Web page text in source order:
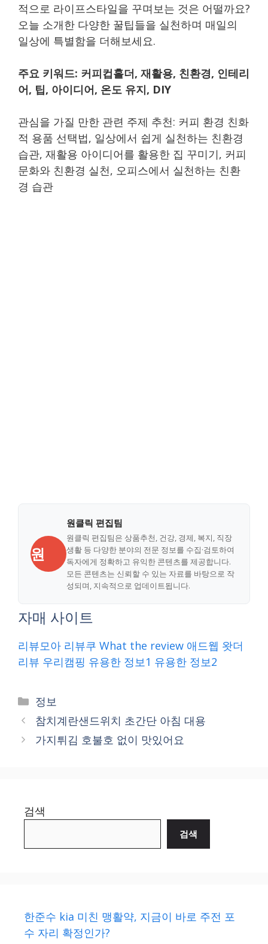
적으로 라이프스타일을 꾸며보는 것은 어떨까요?
오늘 소개한 다양한 꿀팁들을 실천하며 매일의
일상에 특별함을 더해보세요.
주요 키워드: 커피컵홀더, 재활용, 친환경, 인테리
어, 팁, 아이디어, 온도 유지, DIY
관심을 가질 만한 관련 주제 추천: 커피 환경 친화
적 용품 선택법, 일상에서 쉽게 실천하는 친환경
습관, 재활용 아이디어를 활용한 집 꾸미기, 커피
문화와 친환경 실천, 오피스에서 실천하는 친환
경 습관
원
원클릭 편집팀
원클릭 편집팀은 상품추천, 건강, 경제, 복지, 직장
생활 등 다양한 분야의 전문 정보를 수집·검토하여
독자에게 정확하고 유익한 콘텐츠를 제공합니다.
모든 콘텐츠는 신뢰할 수 있는 자료를 바탕으로 작
성되며, 지속적으로 업데이트됩니다.
자매 사이트
리뷰모아 리뷰쿠 What the review 애드웹 왓더
리뷰 우리캠핑 유용한 정보1 유용한 정보2
Categories
정보
참치계란샌드위치 초간단 아침 대용
가지튀김 호불호 없이 맛있어요
검색
검색
한준수 kia 미친 맹활약, 지금이 바로 주전 포
수 자리 확정인가?